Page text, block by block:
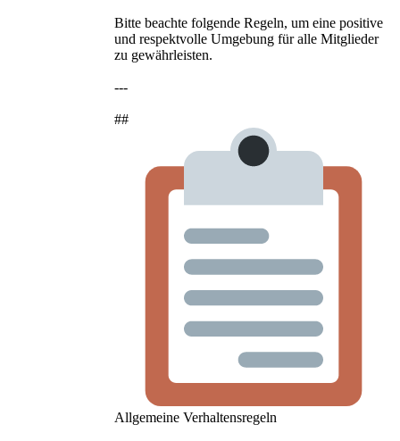
Bitte beachte folgende Regeln, um eine positive
und respektvolle Umgebung für alle Mitglieder
zu gewährleisten.
---
##
Allgemeine Verhaltensregeln